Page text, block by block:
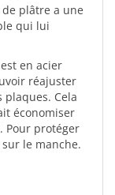
plâtre a une
qui lui
en acier
réajuster
Cela
économiser
Pour protéger
le manche.